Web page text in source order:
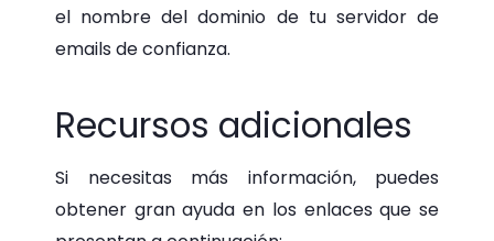
el nombre del dominio de tu servidor de
emails de confianza.
Recursos adicionales
Si necesitas más información, puedes
obtener gran ayuda en los enlaces que se